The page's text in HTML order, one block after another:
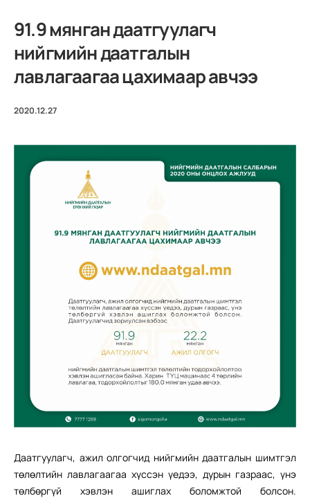
91.9 мянган даатгуулагч
нийгмийн даатгалын
лавлагаагаа цахимаар авчээ
2020.12.27
Даатгуулагч, ажил олгогчид нийгмийн даатгалын шимтгэл
төлөлтийн лавлагаагаа хүссэн үедээ, дурын газраас, үнэ
төлбөргүй хэвлэн ашиглах боломжтой болсон.